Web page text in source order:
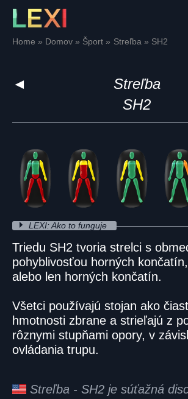
Skip
contentHome Domov Šport Streľba SH2
◄
Streľba
SH2
LEXI: Ako to funguje
Triedu SH2 tvoria strelci s
pohyblivosťou horných
alebo len horných končatín.
Všetci používajú stojan ako
hmotnosti zbrane a strieľajú z
rôznymi stupňami opory, v
ovládania trupu.
Streľba - SH2 je súťažná